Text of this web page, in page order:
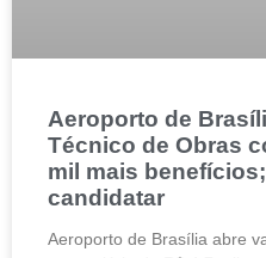
Aeroporto de
Técnico de Obras
mil mais
candidatar
Aeroporto de Brasília abre